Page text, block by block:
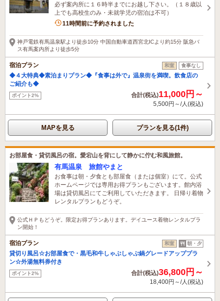
必ず案内所に１６時半までにお越し下さい。（１８歳以
上でも高校生のみ・未就学児の宿泊は不可）
11時間前に予約されました
神戸電鉄有馬温泉駅より徒歩10分 中国自動車道西宮北ICより約15分 阪急バ
ス有馬案内所より徒歩5分
宿泊プラン 和室 食事なし
◆４大特典◆素泊まりプラン◆『食事は外で』温泉街を満喫。飲食店の
ご紹介も◆
ポイント2% 合計(税込)11,000円～
5,500円～/人(税込)
MAPを見る プランを見る(1件)
お部屋食・貸切風呂の宿。愛宕山を背にして静かに佇む和風旅館。
有馬温泉 旅館やまと
お食事は朝・夕食とも部屋食（または個室）にて。公式
ホームページでは専用お得プランもございます。館内浴
場は貸切風呂にてご利用していただきます。 日帰り着物
レンタルプランもどうぞ。
公式ＨＰもどうぞ。限定お得プランあります。デイユース着物レンタルプラ
ン開始！
宿泊プラン 和室 朝・夕
貸切り風呂☆お部屋食で・黒毛和牛しゃぶしゃぶ鍋グレードアッププラ
ン☆外湯無料券付き
ポイント2% 合計(税込)36,800円～
18,400円～/人(税込)